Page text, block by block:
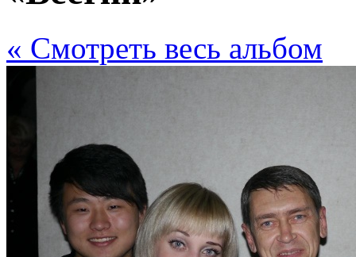
« Cмотреть весь альбом